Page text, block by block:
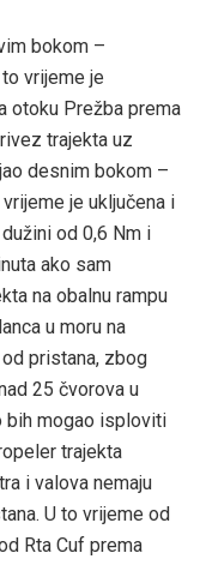
bokom –
vrijeme je
otoku Prežba prema
trajekta uz
desnim bokom –
je uključena i
od 0,6 Nm i
ako sam
na obalnu rampu
u moru na
pristana, zbog
25 čvorova u
bih mogao isploviti
trajekta
i valova nemaju
U to vrijeme od
Rta Cuf prema